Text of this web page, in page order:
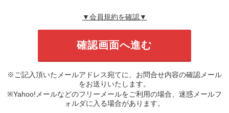
▼会員規約を確認▼
※ご記入頂いたメールアドレス宛てに、お問合せ内容の確認メール
をお送りいたします。
※Yahoo!メールなどのフリーメールをご利用の場合、迷惑メールフ
ォルダに入る場合があります。